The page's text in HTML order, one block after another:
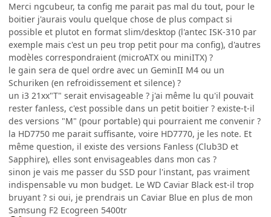
Merci ngcubeur, ta config me parait pas mal du tout, pour le
boitier j'aurais voulu quelque chose de plus compact si
possible et plutot en format slim/desktop (l'antec ISK-310 par
exemple mais c'est un peu trop petit pour ma config), d'autres
modèles correspondraient (microATX ou miniITX) ?
le gain sera de quel ordre avec un GeminII M4 ou un
Schuriken (en refroidissement et silence) ?
un i3 21xx"T" serait envisageable ? j'ai même lu qu'il pouvait
rester fanless, c'est possible dans un petit boitier ? existe-t-il
des versions "M" (pour portable) qui pourraient me convenir ?
la HD7750 me parait suffisante, voire HD7770, je les note. Et
même question, il existe des versions Fanless (Club3D et
Sapphire), elles sont envisageables dans mon cas ?
sinon je vais me passer du SSD pour l'instant, pas vraiment
indispensable vu mon budget. Le WD Caviar Black est-il trop
bruyant ? si oui, je prendrais un Caviar Blue en plus de mon
Samsung F2 Ecogreen 5400tr